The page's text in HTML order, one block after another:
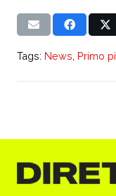
Tags: News Primo